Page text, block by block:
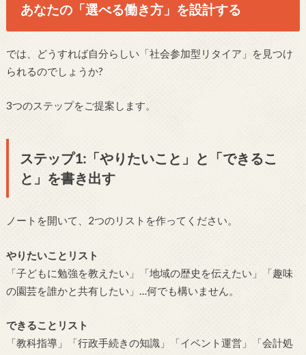
あなたの「選べる働き方」を設計する
では、どうすれば自分らしい「社会参加型リタイア」を見つけ
られるのでしょうか?
3つのステップをご提案します。
ステップ1:「やりたいこと」と「できるこ
と」を書き出す
ノートを開いて、2つのリストを作ってください。
やりたいことリスト
「子どもに勉強を教えたい」「地域の歴史を伝えたい」「趣味
の園芸を誰かと共有したい」…何でも構いません。
できることリスト
「教科指導」「行政手続きの知識」「イベント運営」「会計処